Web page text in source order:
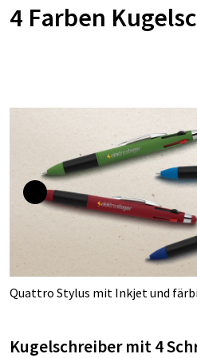
4 Farben
Kugelschreiber mit 4
Quattro Stylus mit Inkjet und